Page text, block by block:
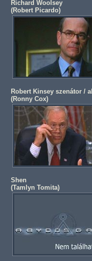
Richard Woolsey
(Robert Picardo)
Robert Kinsey szenátor /
(Ronny Cox)
Shen
(Tamlyn Tomita)